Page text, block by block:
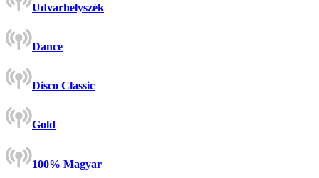
Udvarhelyszék
Dance
Disco Classic
Gold
100% Magyar